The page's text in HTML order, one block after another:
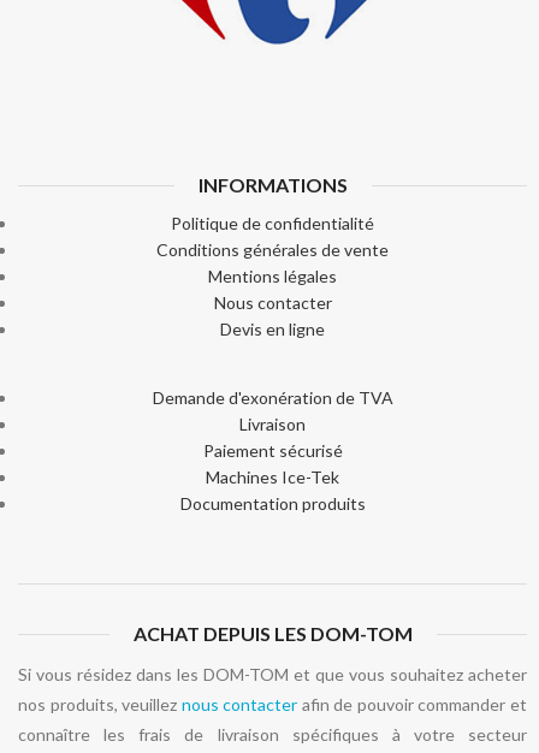
INFORMATIONS
Politique de confidentialité
Conditions générales de vente
Mentions légales
Nous contacter
Devis en ligne
Demande d'exonération de TVA
Livraison
Paiement sécurisé
Machines Ice-Tek
Documentation produits
ACHAT DEPUIS LES DOM-TOM
Si vous résidez dans les DOM-TOM et que vous souhaitez acheter
nos produits, veuillez nous contacter afin de pouvoir commander et
connaître les frais de livraison spécifiques à votre secteur